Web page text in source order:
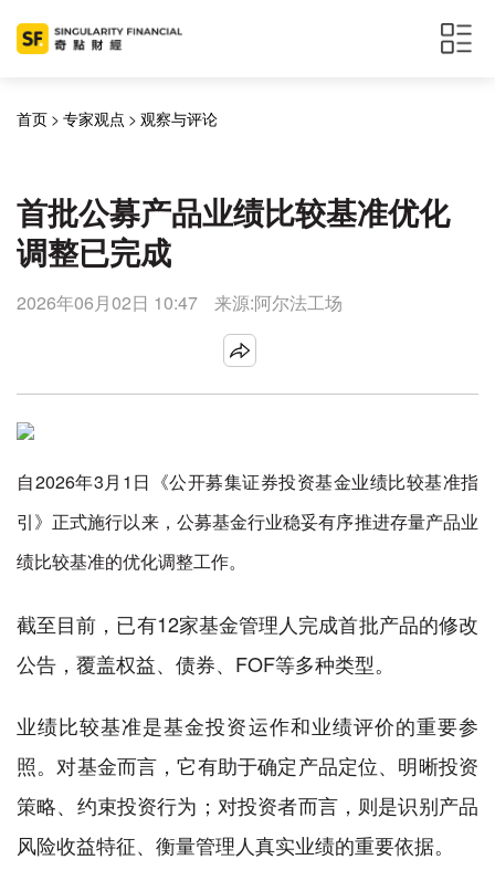
首页 > 专家观点 > 观察与评论
首批公募产品业绩比较基准优化
调整已完成
2026年06月02日 10:47 来源:阿尔法工场
自2026年3月1日《公开募集证券投资基金业绩比较基准指
引》正式施行以来，公募基金行业稳妥有序推进存量产品业
绩比较基准的优化调整工作。
截至目前，已有12家基金管理人完成首批产品的修改
公告，覆盖权益、债券、FOF等多种类型。
业绩比较基准是基金投资运作和业绩评价的重要参
照。对基金而言，它有助于确定产品定位、明晰投资
策略、约束投资行为；对投资者而言，则是识别产品
风险收益特征、衡量管理人真实业绩的重要依据。